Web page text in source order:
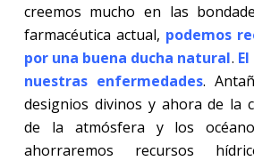
creemos mucho en las
farmacéutica actual, podemos
por una buena ducha natural.
nuestras enfermedades.
designios divinos y ahora de la
de la atmósfera y los
ahorraremos recursos